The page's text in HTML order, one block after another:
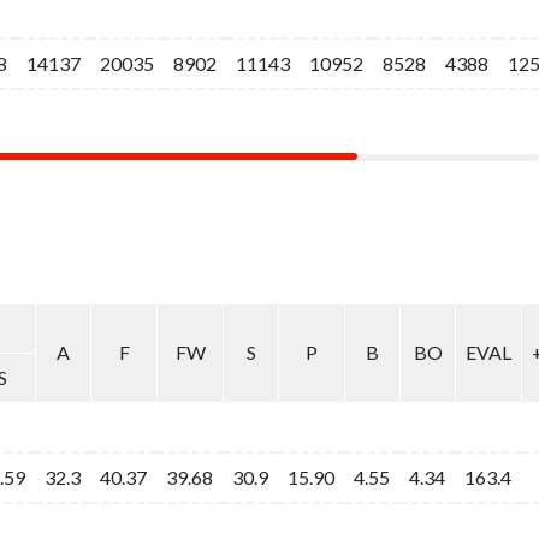
14137 20035 8902 11143 10952 8528 4388
14137 20035 8902 11143 10952 8528 4388
A
F FW S P B BO EVAL
32.3 40.37 39.68 30.9 15.90 4.55 4.34 163.4
A
F FW S P B BO EVAL
32.3 40.37 39.68 30.9 15.90 4.55 4.34 163.4